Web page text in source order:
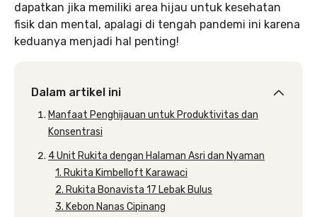
dapatkan jika memiliki area hijau untuk kesehatan
fisik dan mental, apalagi di tengah pandemi ini karena
keduanya menjadi hal penting!
Dalam artikel ini
Manfaat Penghijauan untuk Produktivitas dan
Konsentrasi
4 Unit Rukita dengan Halaman Asri dan Nyaman
1. Rukita Kimbelloft Karawaci
2. Rukita Bonavista 17 Lebak Bulus
3. Kebon Nanas Cipinang